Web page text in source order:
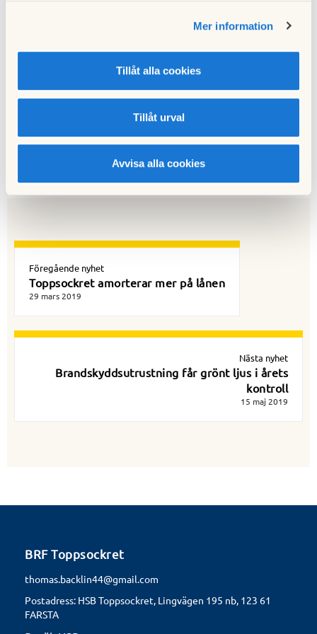
Mer information
Tillåt alla cookies
Tillåt urval
Avvisa alla cookies
Parkeringsplatser med och utan el samt garage höjs med 100 kr per
100 kr per år. Ny månadshyra blir 250 kr för parkering utan el, 350 kr
kr i årshyra för cykelförråd. I samband med denna översyn så införs en
årlig hyreshöjning med 2,5 % from 1 september 2020.
Till nyhetslistan
Sidansvarig:Thomas Bäcklin
Föregående nyhet
Toppsockret amorterar mer på lånen
29 mars 2019
Nästa nyhet
Brandskyddsutrustning får grönt ljus i årets
kontroll
15 maj 2019
BRF Toppsockret
thomas.backlin44@gmail.com
Postadress: HSB Toppsockret, Lingvägen 195 nb, 123 61
FARSTA